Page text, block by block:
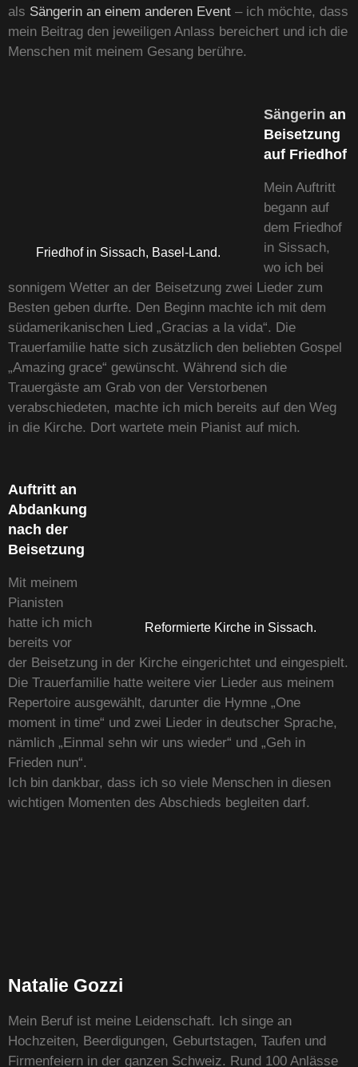
als Sängerin an einem anderen Event – ich möchte, dass
mein Beitrag den jeweiligen Anlass bereichert und ich die
Menschen mit meinem Gesang berühre.
Friedhof in Sissach, Basel-Land.
Sängerin an
Beisetzung
auf Friedhof
Mein Auftritt
begann auf
dem Friedhof
in Sissach,
wo ich bei
sonnigem Wetter an der Beisetzung zwei Lieder zum
Besten geben durfte. Den Beginn machte ich mit dem
südamerikanischen Lied „Gracias a la vida“. Die
Trauerfamilie hatte sich zusätzlich den beliebten Gospel
„Amazing grace“ gewünscht. Während sich die
Trauergäste am Grab von der Verstorbenen
verabschiedeten, machte ich mich bereits auf den Weg
in die Kirche. Dort wartete mein Pianist auf mich.
Reformierte Kirche in Sissach.
Auftritt an
Abdankung
nach der
Beisetzung
Mit meinem
Pianisten
hatte ich mich
bereits vor
der Beisetzung in der Kirche eingerichtet und eingespielt.
Die Trauerfamilie hatte weitere vier Lieder aus meinem
Repertoire ausgewählt, darunter die Hymne „One
moment in time“ und zwei Lieder in deutscher Sprache,
nämlich „Einmal sehn wir uns wieder“ und „Geh in
Frieden nun“.
Ich bin dankbar, dass ich so viele Menschen in diesen
wichtigen Momenten des Abschieds begleiten darf.
Natalie Gozzi
Mein Beruf ist meine Leidenschaft. Ich singe an
Hochzeiten, Beerdigungen, Geburtstagen, Taufen und
Firmenfeiern in der ganzen Schweiz. Rund 100 Anlässe